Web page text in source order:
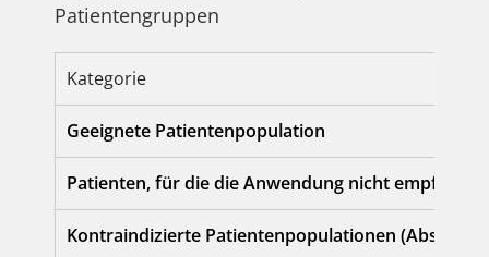
Patientengruppen
Kategorie
Geeignete Patientenpopulation
Patienten, für die die Anwendung nicht
Kontraindizierte Patientenpopulationen (Absolute